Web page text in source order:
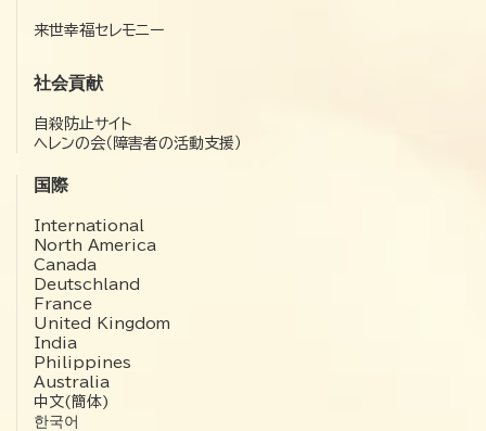
来世幸福セレモニー
社会貢献
自殺防止サイト
ヘレンの会（障害者の活動支援）
国際
International
North America
Canada
Deutschland
France
United Kingdom
India
Philippines
Australia
中文(簡体)
한국어